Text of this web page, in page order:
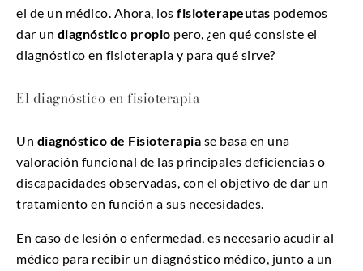
el de un médico. Ahora, los fisioterapeutas podemos
dar un diagnóstico propio pero, ¿en qué consiste el
diagnóstico en fisioterapia y para qué sirve?
El diagnóstico en fisioterapia
Un diagnóstico de Fisioterapia se basa en una
valoración funcional de las principales deficiencias o
discapacidades observadas, con el objetivo de dar un
tratamiento en función a sus necesidades.
En caso de lesión o enfermedad, es necesario acudir al
médico para recibir un diagnóstico médico, junto a un